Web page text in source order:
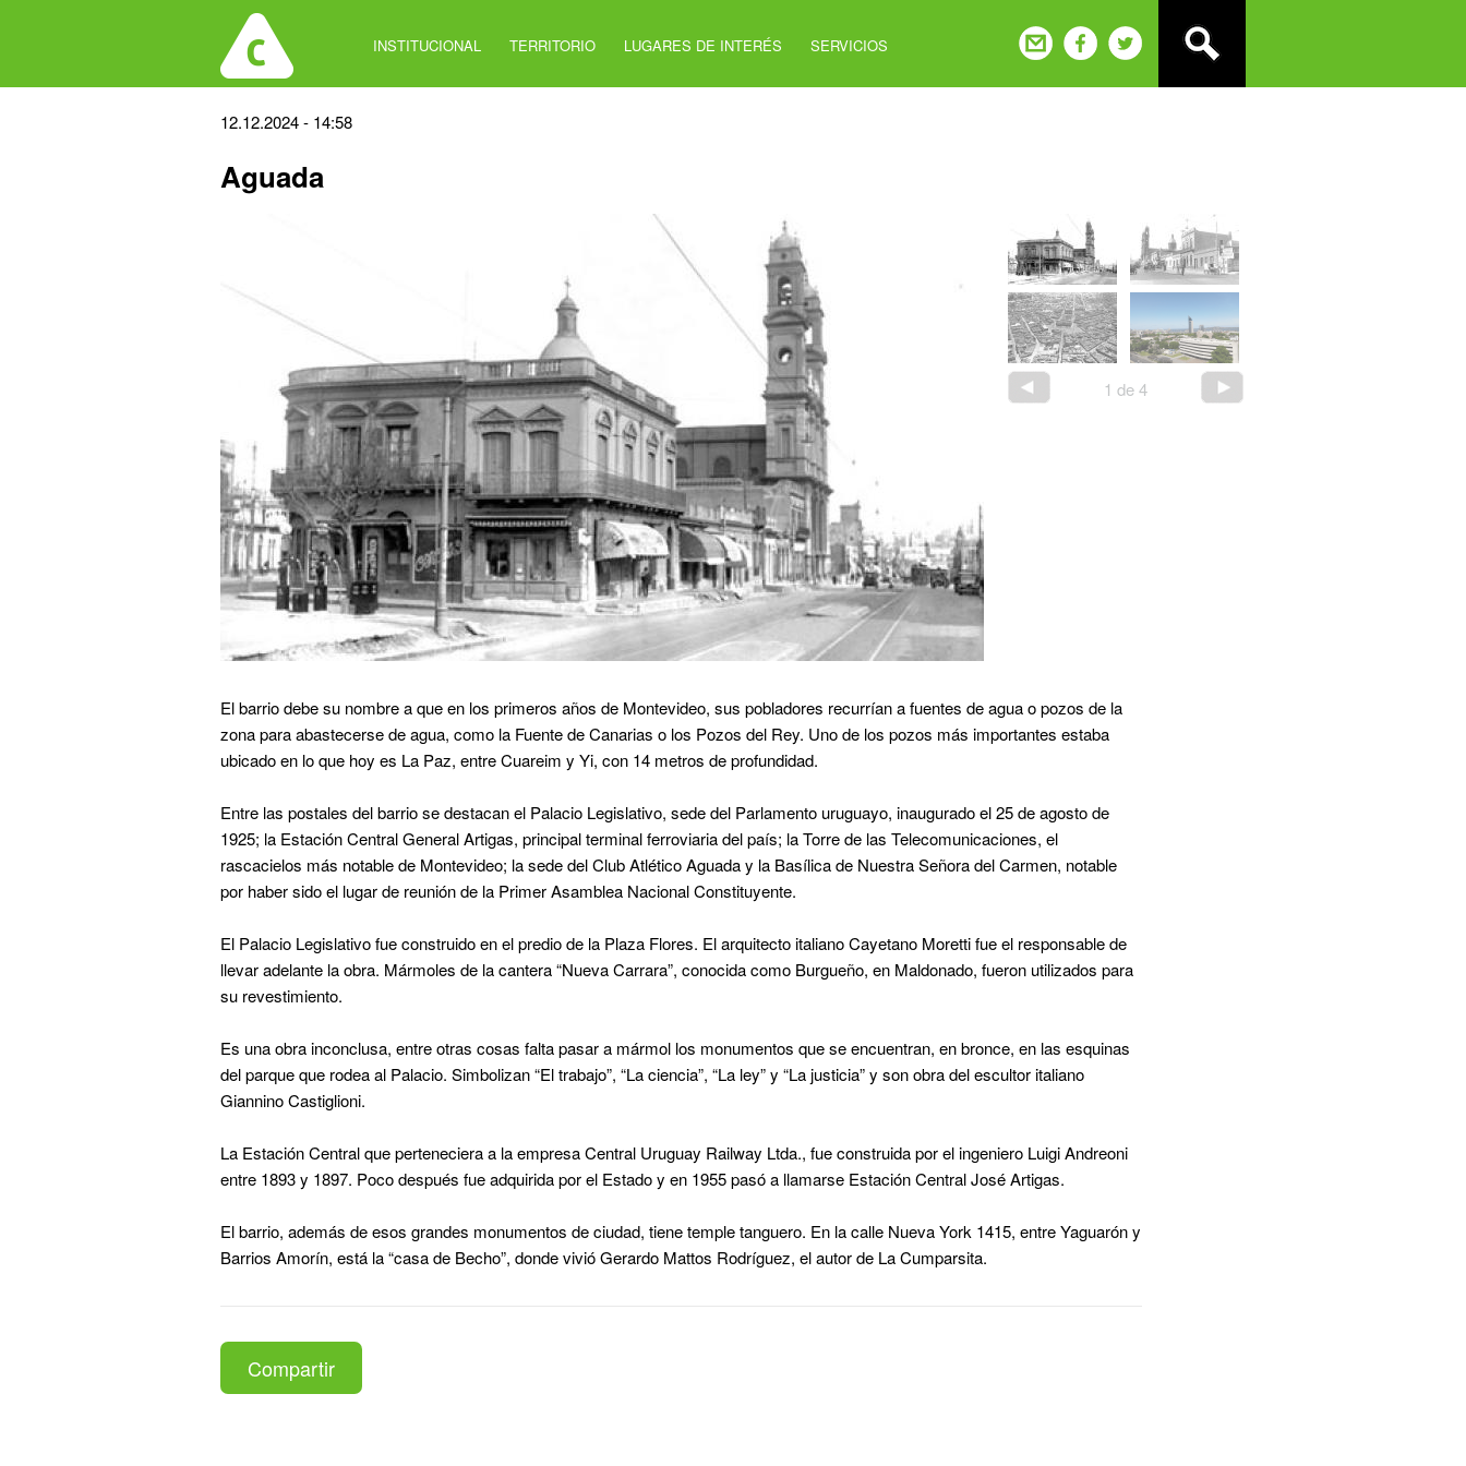
INSTITUCIONAL TERRITORIO LUGARES DE INTERÉS SERVICIOS
Back
top
12.12.2024 - 14:58
Aguada
2 de4
El barrio debe su nombre a que en los primeros años de Montevideo, sus pobladores recurrían a fuentes de agua o pozos de la
zona para abastecerse de agua, como la Fuente de Canarias o los Pozos del Rey. Uno de los pozos más importantes estaba
ubicado en lo que hoy es La Paz, entre Cuareim y Yi, con 14 metros de profundidad.
Entre las postales del barrio se destacan el Palacio Legislativo, sede del Parlamento uruguayo, inaugurado el 25 de agosto de
1925; la Estación Central General Artigas, principal terminal ferroviaria del país; la Torre de las Telecomunicaciones, el
rascacielos más notable de Montevideo; la sede del Club Atlético Aguada y la Basílica de Nuestra Señora del Carmen, notable
por haber sido el lugar de reunión de la Primer Asamblea Nacional Constituyente.
El Palacio Legislativo fue construido en el predio de la Plaza Flores. El arquitecto italiano Cayetano Moretti fue el responsable de
llevar adelante la obra. Mármoles de la cantera “Nueva Carrara”, conocida como Burgueño, en Maldonado, fueron utilizados para
su revestimiento.
Es una obra inconclusa, entre otras cosas falta pasar a mármol los monumentos que se encuentran, en bronce, en las esquinas
del parque que rodea al Palacio. Simbolizan “El trabajo”, “La ciencia”, “La ley” y “La justicia” y son obra del escultor italiano
Giannino Castiglioni.
La Estación Central que perteneciera a la empresa Central Uruguay Railway Ltda., fue construida por el ingeniero Luigi Andreoni
entre 1893 y 1897. Poco después fue adquirida por el Estado y en 1955 pasó a llamarse Estación Central José Artigas.
El barrio, además de esos grandes monumentos de ciudad, tiene temple tanguero. En la calle Nueva York 1415, entre Yaguarón y
Barrios Amorín, está la “casa de Becho”, donde vivió Gerardo Mattos Rodríguez, el autor de La Cumparsita.
Compartir